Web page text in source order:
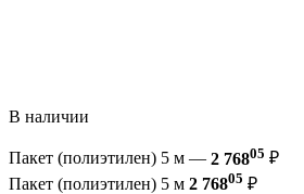
В наличии
Пакет (полиэтилен) 5 м — 2 76805 ₽
Пакет (полиэтилен) 5 м 2 76805 ₽